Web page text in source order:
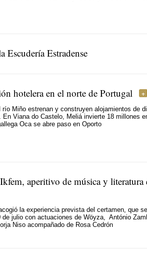
Escudería Estradense
hotelera en el norte de Portugal
río Miño estrenan y construyen alojamientos de
En Viana do Castelo, Meliá invierte 18 millones
Oca se abre paso en Oporto
aperitivo de música y literatura
la experiencia prevista del certamen, que
de julio con actuaciones de Wöyza, António
Niso acompañado de Rosa Cedrón